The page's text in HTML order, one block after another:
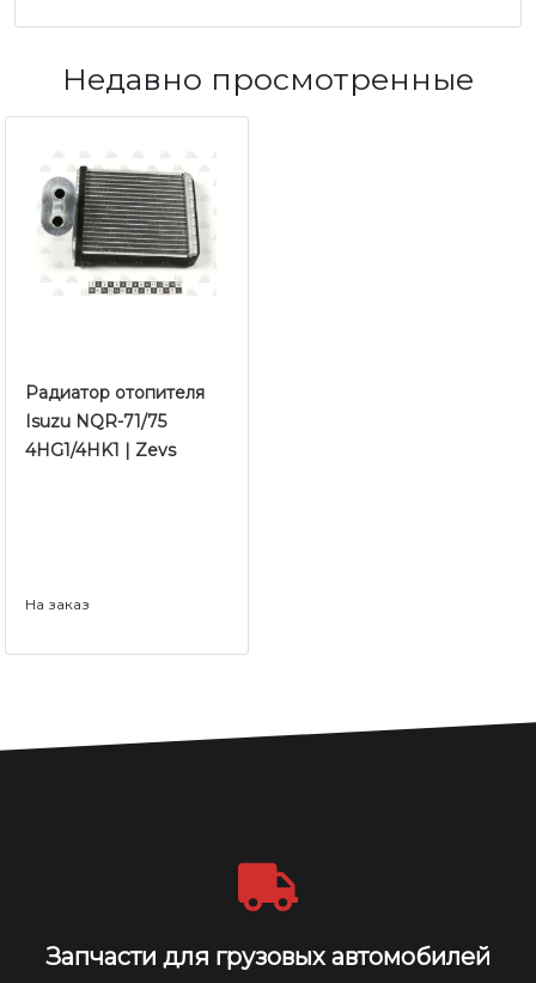
Недавно просмотренные
Радиатор отопителя
Isuzu NQR-71/75
4HG1/4HK1 | Zevs
На заказ
Запчасти для грузовых автомобилей